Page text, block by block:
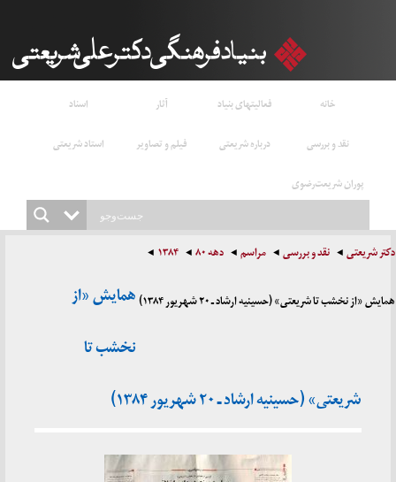
خانه فعالیتهای بنیاد آثار
اسناد
نقد و بررسی
درباره شریعتی فیلم و تصاویر
استاد شریعتی
پوران شریعت‌رضوی
دکتر شریعتی نقد و بررسی مراسم دهه ۸۰ ۱۳۸۴
همایش «از نخشب تا شریعتی» (حسینیه ارشاد ـ ۲۰ شهریور ۱۳۸۴)
همایش «از
نخشب تا
شریعتی» (حسینیه ارشاد ـ ۲۰ شهریور ۱۳۸۴)